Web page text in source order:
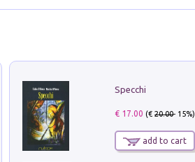
Specchi
€ 17.00 (€20.00- 15%)
add to cart